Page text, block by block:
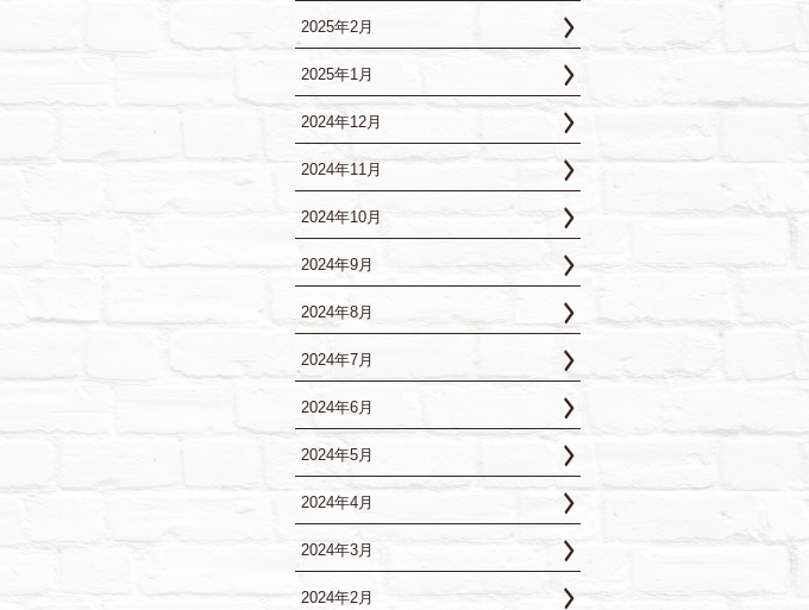
2025年2月
2025年1月
2024年12月
2024年11月
2024年10月
2024年9月
2024年8月
2024年7月
2024年6月
2024年5月
2024年4月
2024年3月
2024年2月